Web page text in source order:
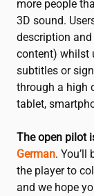
more people
3D sound.
description
content) whilst
subtitles or
through a high
tablet,
The open pilot
German.
the player to
and we hope